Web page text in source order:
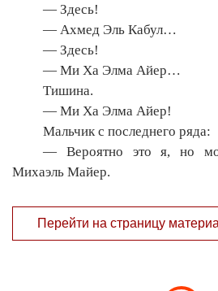
— Здесь!
— Ахмед Эль Кабул…
— Здесь!
— Ми Ха Элма Айер…
Тишина.
— Ми Ха Элма Айер!
Мальчик с последнего ряда:
— Вероятно это я, но
Михаэль Майер.
Перейти на страницу